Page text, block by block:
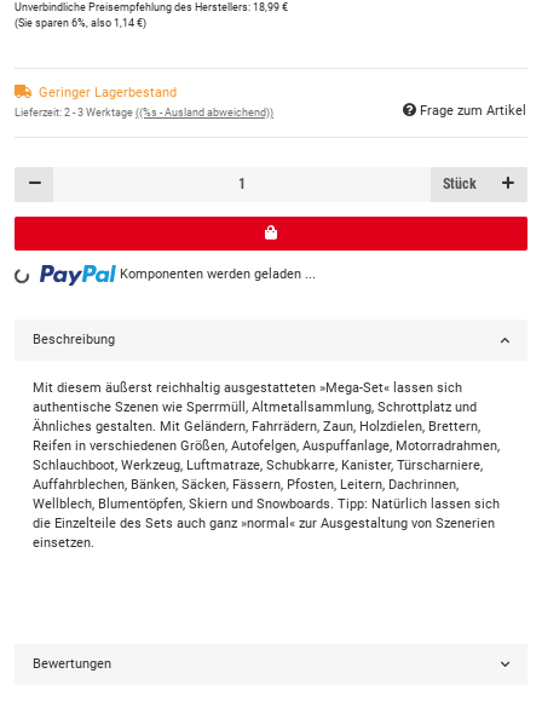
Unverbindliche Preisempfehlung des Herstellers: 18,99 €
(Sie sparen 6%, also 1,14 €)
Geringer Lagerbestand
Lieferzeit: 2 - 3 Werktage ((%s - Ausland abweichend)) Frage zum Artikel
Stück
Loading... Komponenten werden geladen ...
Beschreibung
Mit diesem äußerst reichhaltig ausgestatteten »Mega-Set« lassen sich
authentische Szenen wie Sperrmüll, Altmetallsammlung, Schrottplatz und
Ähnliches gestalten. Mit Geländern, Fahrrädern, Zaun, Holzdielen, Brettern,
Reifen in verschiedenen Größen, Autofelgen, Auspuffanlage, Motorradrahmen,
Schlauchboot, Werkzeug, Luftmatraze, Schubkarre, Kanister, Türscharniere,
Auffahrblechen, Bänken, Säcken, Fässern, Pfosten, Leitern, Dachrinnen,
Wellblech, Blumentöpfen, Skiern und Snowboards. Tipp: Natürlich lassen sich
die Einzelteile des Sets auch ganz »normal« zur Ausgestaltung von Szenerien
einsetzen.
Bewertungen